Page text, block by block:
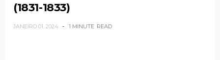
(1831-1833)
JANEIRO 01, 2024 1 MINUTE READ